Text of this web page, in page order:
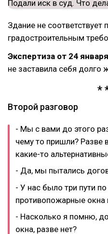
Здание не
градостроительным
Экспертиза от 24
не заставила себя долго
Второй разговор
- Мы с вами до этого
чему то пришли? Разве
какие-то
- Да, мы пытались
- У нас было три пути
противопожарные окна
- Насколько я помню,
окна, разве нет?